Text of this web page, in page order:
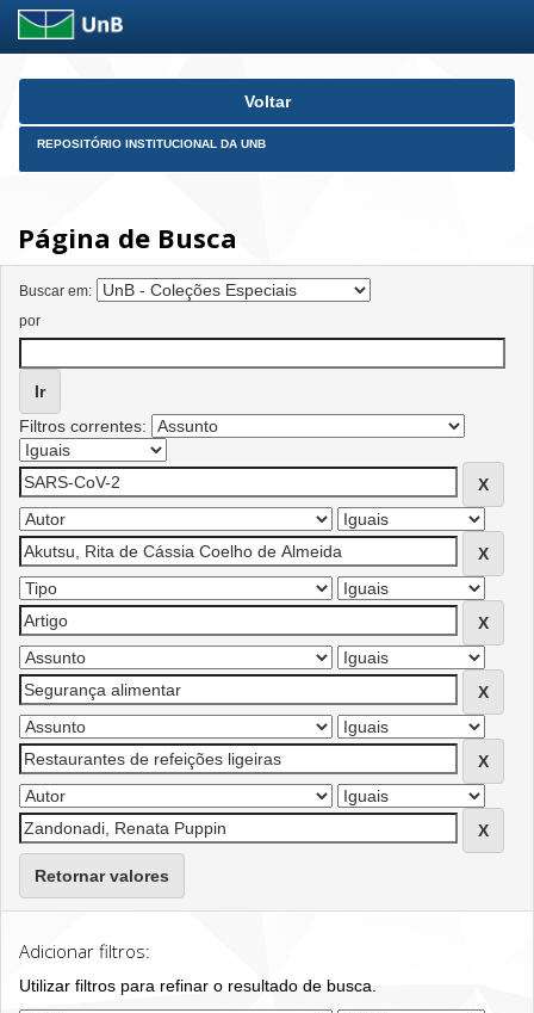
Skip
Voltar
REPOSITÓRIO INSTITUCIONAL DA UNB
Página de Busca
Buscar em:
por
Filtros correntes:
Retornar valores
Adicionar filtros:
Utilizar filtros para refinar o resultado de busca.